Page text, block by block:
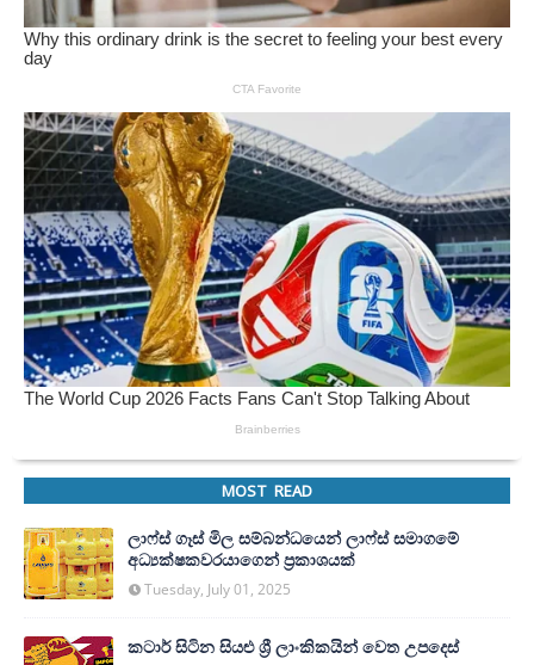
MOST READ
ලාෆ්ස් ගෑස් මිල සම්බන්ධයෙන් ලාෆ්ස් සමාගමේ
අධ්‍යක්ෂකවරයාගෙන් ප්‍රකාශයක්
Tuesday, July 01, 2025
කටාර් සිටින සියළු ශ්‍රී ලාංකිකයින් වෙත උපදෙස්